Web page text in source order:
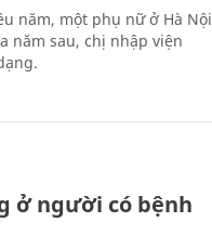
năm, một phụ nữ ở Hà Nội
năm sau, chị nhập viện
ở người có bệnh